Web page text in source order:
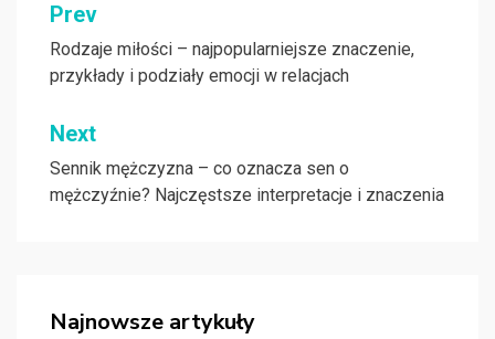
Nawigacja
wpisu
Prev
Rodzaje miłości – najpopularniejsze znaczenie,
przykłady i podziały emocji w relacjach
Next
Sennik mężczyzna – co oznacza sen o
mężczyźnie? Najczęstsze interpretacje i znaczenia
Najnowsze artykuły